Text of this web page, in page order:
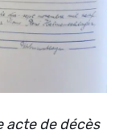
acte de décès